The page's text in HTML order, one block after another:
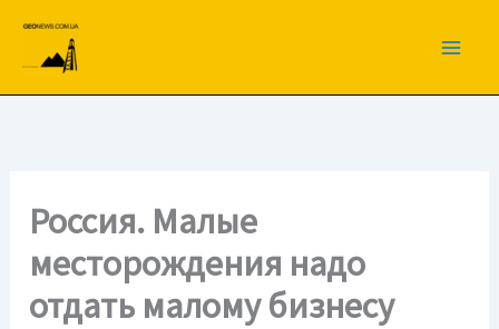
вмісту
Россия. Малые
месторождения надо
отдать малому бизнесу